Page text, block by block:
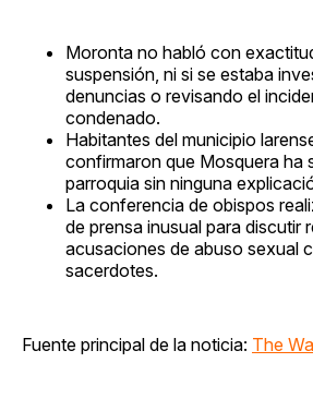
Moronta no habló con
suspensión, ni si se estaba
denuncias o revisando el
condenado.
Habitantes del municipio
confirmaron que Mosquera ha
parroquia sin ninguna
La conferencia de obispos
de prensa inusual para discutir
acusaciones de abuso sexual
sacerdotes.
Fuente principal de la noticia: The